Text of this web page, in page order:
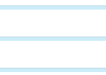
exterior con acceso
del
con niños por su